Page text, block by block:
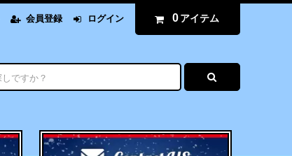
会員登録 ログイン 0 アイテム